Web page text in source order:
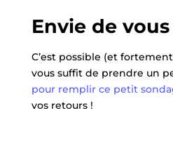
Envie de
C’est possible (et
vous suffit de prendre un
pour remplir ce petit
vos retours !